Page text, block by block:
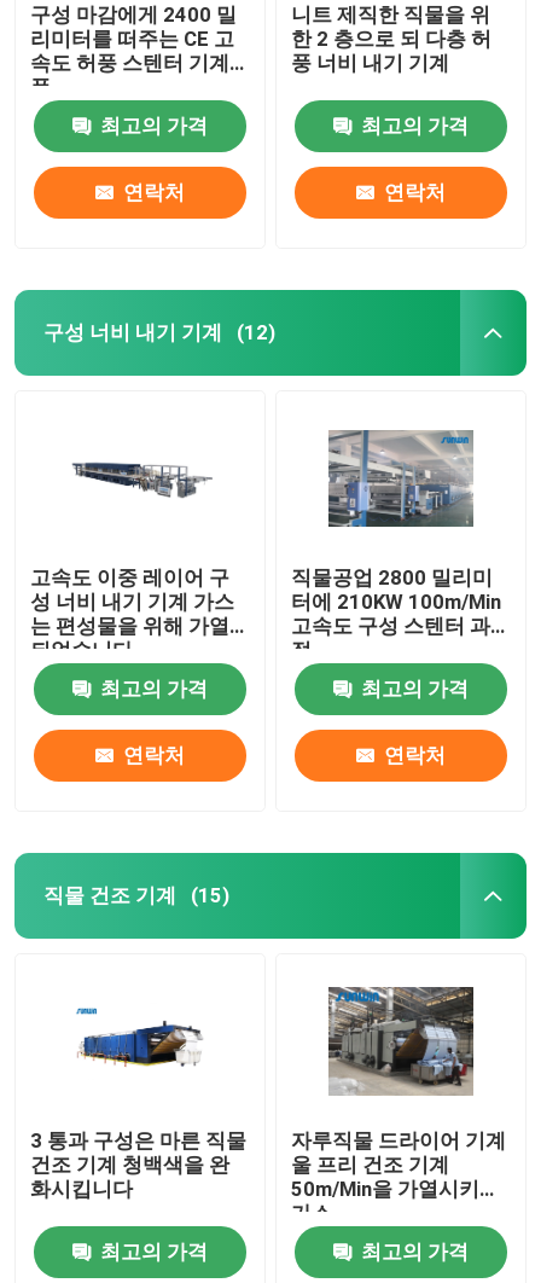
구성 마감에게 2400 밀
리미터를 떠주는 CE 고
속도 허풍 스텐터 기계
폭
최고의 가격
연락처
니트 제직한 직물을 위
한 2 층으로 되 다층 허
풍 너비 내기 기계
최고의 가격
연락처
구성 너비 내기 기계 (12)
고속도 이중 레이어 구
성 너비 내기 기계 가스
는 편성물을 위해 가열
되었습니다
최고의 가격
연락처
직물공업 2800 밀리미
터에 210KW 100m/Min
고속도 구성 스텐터 과
정
최고의 가격
연락처
직물 건조 기계 (15)
3 통과 구성은 마른 직물
건조 기계 청백색을 완
화시킵니다
최고의 가격
자루직물 드라이어 기계
울 프리 건조 기계
50m/Min을 가열시키는
가스
최고의 가격